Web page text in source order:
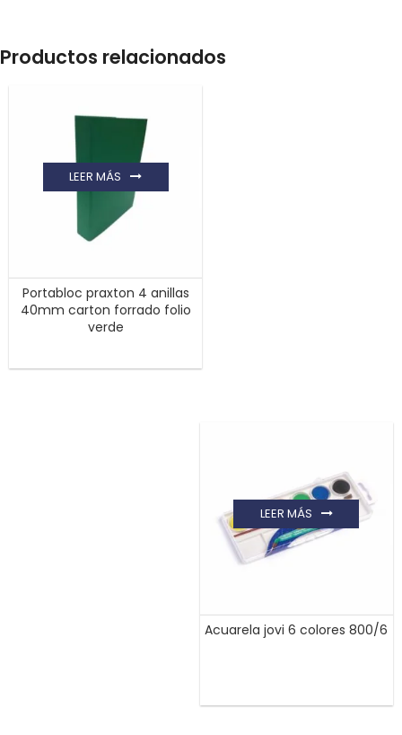
Productos relacionados
Portabloc praxton 4 anillas
40mm carton forrado folio
verde
LEER MÁS
Acuarela jovi 6 colores 800/6
LEER MÁS